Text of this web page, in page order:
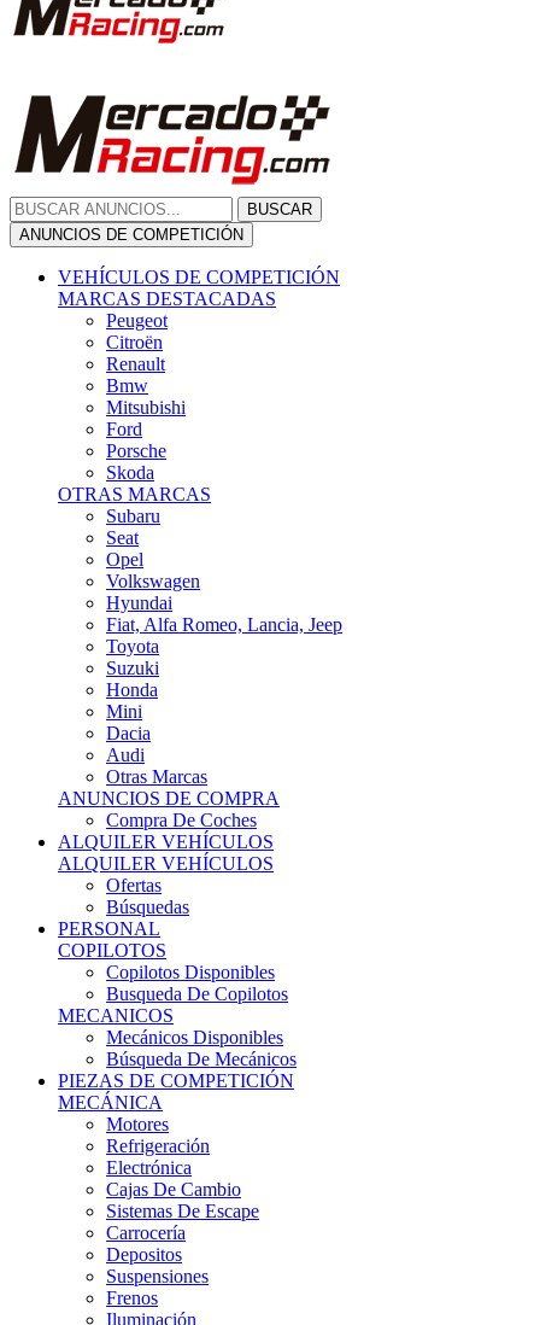
BUSCAR
ANUNCIOS DE COMPETICIÓN
VEHÍCULOS DE COMPETICIÓN
MARCAS DESTACADAS
Peugeot
Citroën
Renault
Bmw
Mitsubishi
Ford
Porsche
Skoda
OTRAS MARCAS
Subaru
Seat
Opel
Volkswagen
Hyundai
Fiat, Alfa Romeo, Lancia, Jeep
Toyota
Suzuki
Honda
Mini
Dacia
Audi
Otras Marcas
ANUNCIOS DE COMPRA
Compra De Coches
ALQUILER VEHÍCULOS
ALQUILER VEHÍCULOS
Ofertas
Búsquedas
PERSONAL
COPILOTOS
Copilotos Disponibles
Busqueda De Copilotos
MECANICOS
Mecánicos Disponibles
Búsqueda De Mecánicos
PIEZAS DE COMPETICIÓN
MECÁNICA
Motores
Refrigeración
Electrónica
Cajas De Cambio
Sistemas De Escape
Carrocería
Depositos
Suspensiones
Frenos
Iluminación
Llantas